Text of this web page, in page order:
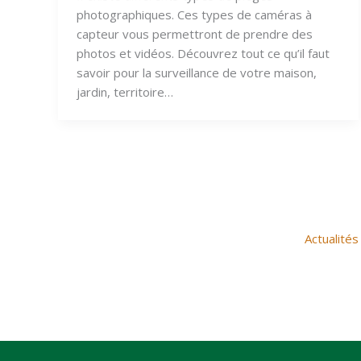
photographiques. Ces types de caméras à
capteur vous permettront de prendre des
photos et vidéos. Découvrez tout ce qu’il faut
savoir pour la surveillance de votre maison,
jardin, territoire…
Actualités